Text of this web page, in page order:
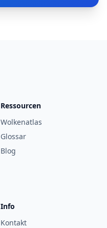
Ressourcen
Wolkenatlas
Glossar
Blog
Info
Kontakt